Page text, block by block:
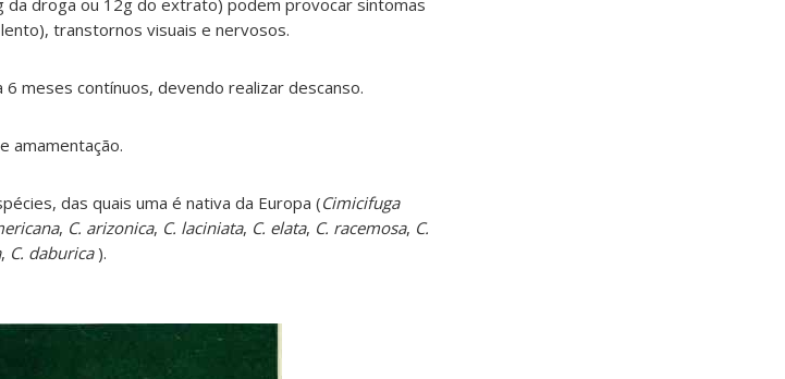
da droga ou 12g do extrato) podem provocar sintomas
transtornos visuais e nervosos.
6 meses contínuos, devendo realizar descanso.
amamentação.
das quais uma é nativa da Europa (Cimicifuga
, C. arizonica, C. laciniata, C. elata, C. racemosa, C.
, C. daburica).